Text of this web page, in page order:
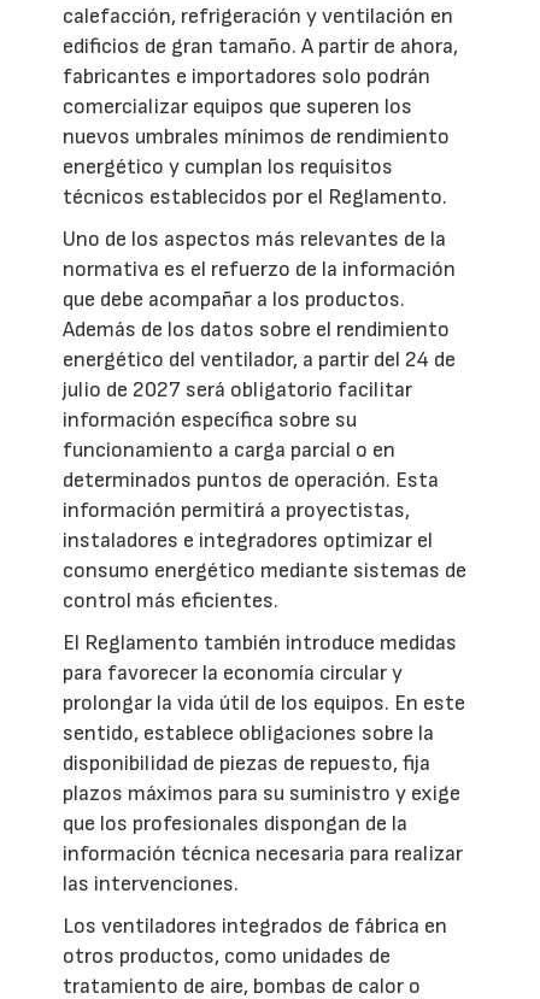
calefacción, refrigeración y ventilación en
edificios de gran tamaño. A partir de ahora,
fabricantes e importadores solo podrán
comercializar equipos que superen los
nuevos umbrales mínimos de rendimiento
energético y cumplan los requisitos
técnicos establecidos por el Reglamento.
Uno de los aspectos más relevantes de la
normativa es el refuerzo de la información
que debe acompañar a los productos.
Además de los datos sobre el rendimiento
energético del ventilador, a partir del 24 de
julio de 2027 será obligatorio facilitar
información específica sobre su
funcionamiento a carga parcial o en
determinados puntos de operación. Esta
información permitirá a proyectistas,
instaladores e integradores optimizar el
consumo energético mediante sistemas de
control más eficientes.
El Reglamento también introduce medidas
para favorecer la economía circular y
prolongar la vida útil de los equipos. En este
sentido, establece obligaciones sobre la
disponibilidad de piezas de repuesto, fija
plazos máximos para su suministro y exige
que los profesionales dispongan de la
información técnica necesaria para realizar
las intervenciones.
Los ventiladores integrados de fábrica en
otros productos, como unidades de
tratamiento de aire, bombas de calor o